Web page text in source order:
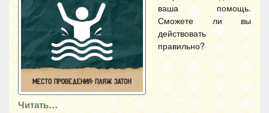
ваша помощь.
Сможете ли вы
действовать
правильно?
Читать…